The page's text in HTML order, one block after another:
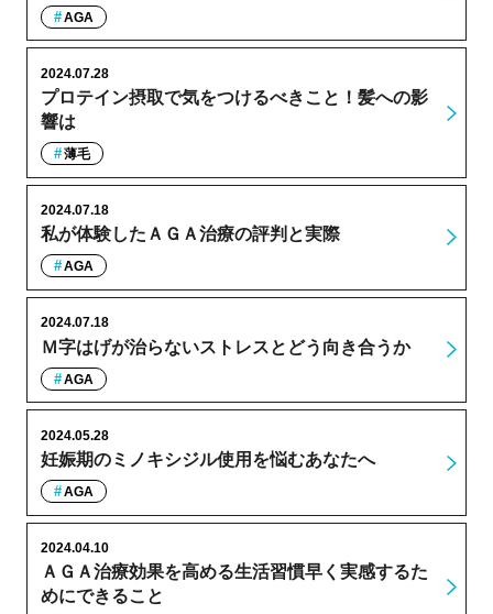
AGA
プロテイン摂取で気をつけるべきこと！髪への影
響は
2024.07.28
薄毛
私が体験したＡＧＡ治療の評判と実際
2024.07.18
AGA
Ｍ字はげが治らないストレスとどう向き合うか
2024.07.18
AGA
妊娠期のミノキシジル使用を悩むあなたへ
2024.05.28
AGA
ＡＧＡ治療効果を高める生活習慣早く実感するた
めにできること
2024.04.10